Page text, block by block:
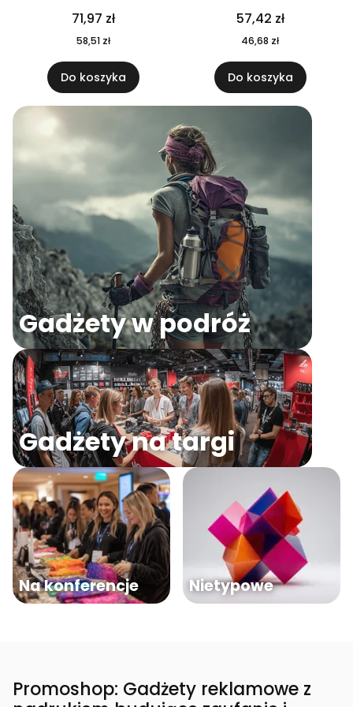
04
71,97 zł
58,51 zł
Do koszyka
57,42 zł
46,68 zł
Do koszyka
Gadżety w podróż
Gadżety na targi
Na konferencje Nietypowe
Promoshop: Gadżety reklamowe z